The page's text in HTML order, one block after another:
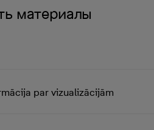
материалы
par vizualizācijām